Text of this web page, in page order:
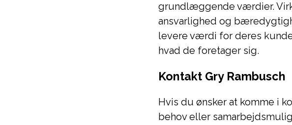
grundlæggende værdier.
ansvarlighed og
levere værdi for deres
hvad de foretager sig.
Kontakt Gry Rambusch
Hvis du ønsker at komme i
behov eller